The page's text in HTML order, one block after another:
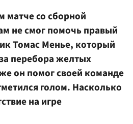
со сборной
не смог помочь правый
Томас Менье, который
перебора желтых
он помог своей команде
голом. Насколько
на игре